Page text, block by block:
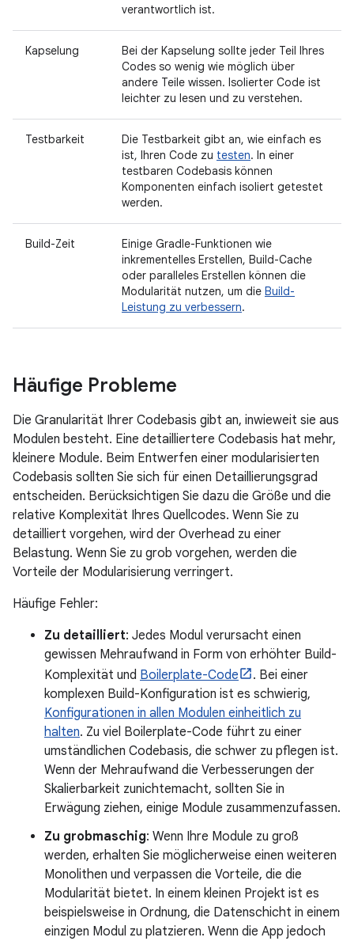
verantwortlich ist.
Kapselung
Bei der Kapselung sollte jeder Teil Ihres
Codes so wenig wie möglich über
andere Teile wissen. Isolierter Code ist
leichter zu lesen und zu verstehen.
Testbarkeit
Die Testbarkeit gibt an, wie einfach es
ist, Ihren Code zu testen. In einer
testbaren Codebasis können
Komponenten einfach isoliert getestet
werden.
Build-Zeit
Einige Gradle-Funktionen wie
inkrementelles Erstellen, Build-Cache
oder paralleles Erstellen können die
Modularität nutzen, um die Build-
Leistung zu verbessern.
Häufige Probleme
Die Granularität Ihrer Codebasis gibt an, inwieweit sie aus
Modulen besteht. Eine detailliertere Codebasis hat mehr,
kleinere Module. Beim Entwerfen einer modularisierten
Codebasis sollten Sie sich für einen Detaillierungsgrad
entscheiden. Berücksichtigen Sie dazu die Größe und die
relative Komplexität Ihres Quellcodes. Wenn Sie zu
detailliert vorgehen, wird der Overhead zu einer
Belastung. Wenn Sie zu grob vorgehen, werden die
Vorteile der Modularisierung verringert.
Häufige Fehler:
Zu detailliert: Jedes Modul verursacht einen
gewissen Mehraufwand in Form von erhöhter Build-
Komplexität und Boilerplate-Code
. Bei einer
komplexen Build-Konfiguration ist es schwierig,
Konfigurationen in allen Modulen einheitlich zu
halten. Zu viel Boilerplate-Code führt zu einer
umständlichen Codebasis, die schwer zu pflegen ist.
Wenn der Mehraufwand die Verbesserungen der
Skalierbarkeit zunichtemacht, sollten Sie in
Erwägung ziehen, einige Module zusammenzufassen.
Zu grobmaschig: Wenn Ihre Module zu groß
werden, erhalten Sie möglicherweise einen weiteren
Monolithen und verpassen die Vorteile, die die
Modularität bietet. In einem kleinen Projekt ist es
beispielsweise in Ordnung, die Datenschicht in einem
einzigen Modul zu platzieren. Wenn die App jedoch